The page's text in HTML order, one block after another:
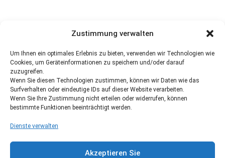
Zustimmung verwalten
Um Ihnen ein optimales Erlebnis zu bieten, verwenden wir Technologien wie
Cookies, um Geräteinformationen zu speichern und/oder darauf
zuzugreifen.
Wenn Sie diesen Technologien zustimmen, können wir Daten wie das
Surfverhalten oder eindeutige IDs auf dieser Website verarbeiten.
Wenn Sie Ihre Zustimmung nicht erteilen oder widerrufen, können
bestimmte Funktionen beeinträchtigt werden.
Dienste verwalten
Akzeptieren Sie